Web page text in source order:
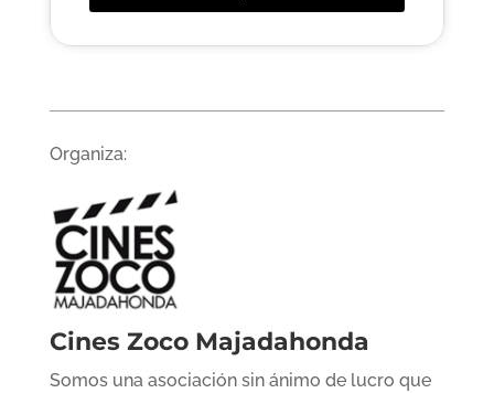
Organiza:
Cines Zoco Majadahonda
Somos una asociación sin ánimo de lucro que